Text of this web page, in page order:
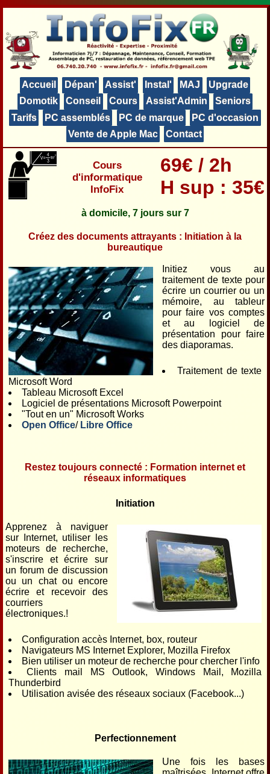
Accueil Dépan' Assist' Instal' MAJ
Upgrade
Domotik
Conseil Cours Assist'Admin
Seniors
Tarifs
PC assemblés PC de marque
PC d'occasion
Vente de Apple Mac
Contact
69€ / 2h
H sup : 35€
Cours
d'informatique
InfoFix
à domicile, 7 jours sur 7
Créez des documents attrayants : Initiation à la
bureautique
Initiez vous au
traitement de texte pour
écrire un courrier ou un
mémoire, au tableur
pour faire vos comptes
et au logiciel de
présentation pour faire
des diaporamas.
Traitement de texte
Microsoft Word
Tableau Microsoft Excel
Logiciel de présentations Microsoft Powerpoint
"Tout en un" Microsoft Works
Open Office/ Libre Office
Restez toujours connecté : Formation internet et
réseaux informatiques
Initiation
Apprenez à naviguer
sur Internet, utiliser les
moteurs de recherche,
s'inscrire et écrire sur
un forum de discussion
ou un chat ou encore
écrire et recevoir des
courriers
électroniques.!
Configuration accès Internet, box, routeur
Navigateurs MS Internet Explorer, Mozilla Firefox
Bien utiliser un moteur de recherche pour chercher l'info
Clients mail MS Outlook, Windows Mail, Mozilla
Thunderbird
Utilisation avisée des réseaux sociaux (Facebook...)
Perfectionnement
Une fois les bases